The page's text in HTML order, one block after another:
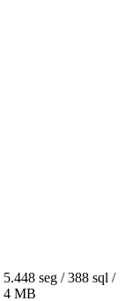
5.448 seg /388 sql /
4 MB